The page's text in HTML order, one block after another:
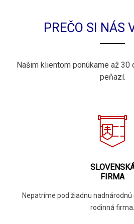
PREČO SI NÁS
Našim klientom ponúkame až 30
peňazí.
FIRMA
Nepatríme pod žiadnu
rodinná firma.